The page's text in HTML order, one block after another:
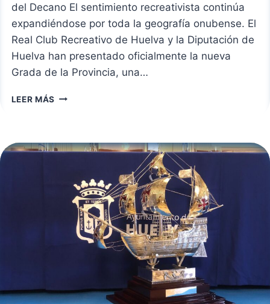
del Decano El sentimiento recreativista continúa
expandiéndose por toda la geografía onubense. El
Real Club Recreativo de Huelva y la Diputación de
Huelva han presentado oficialmente la nueva
Grada de la Provincia, una…
LEER MÁS LA
AL
GRADA
PROVINCIA